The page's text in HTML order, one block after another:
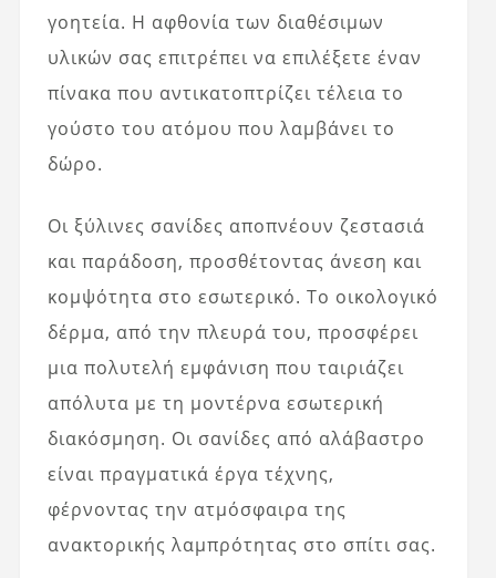
γοητεία. Η αφθονία των διαθέσιμων
υλικών σας επιτρέπει να επιλέξετε έναν
πίνακα που αντικατοπτρίζει τέλεια το
γούστο του ατόμου που λαμβάνει το
δώρο.
Οι ξύλινες σανίδες αποπνέουν ζεστασιά
και παράδοση, προσθέτοντας άνεση και
κομψότητα στο εσωτερικό. Το οικολογικό
δέρμα, από την πλευρά του, προσφέρει
μια πολυτελή εμφάνιση που ταιριάζει
απόλυτα με τη μοντέρνα εσωτερική
διακόσμηση. Οι σανίδες από αλάβαστρο
είναι πραγματικά έργα τέχνης,
φέρνοντας την ατμόσφαιρα της
ανακτορικής λαμπρότητας στο σπίτι σας.